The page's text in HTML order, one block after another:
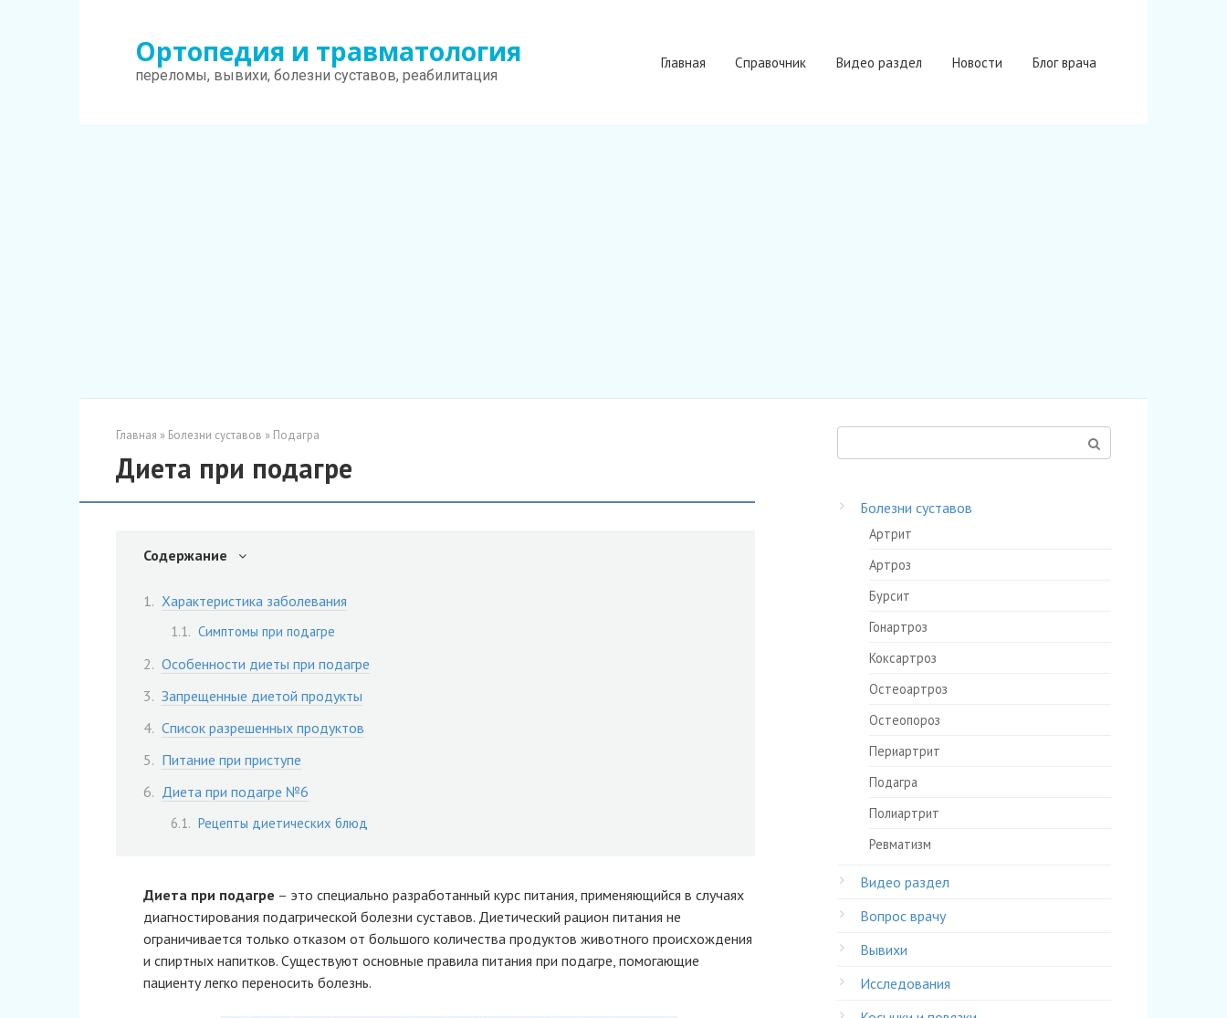
Ортопедия и травматология
переломы, вывихи, болезни суставов, реабилитация
Главная Справочник Видео раздел Новости Блог врача
Главная » Болезни суставов » Подагра
Диета при подагре
Содержание
Характеристика заболевания
Симптомы при подагре
Особенности диеты при подагре
Запрещенные диетой продукты
Список разрешенных продуктов
Питание при приступе
Диета при подагре №6
Рецепты диетических блюд
Диета при подагре – это специально разработанный курс питания, применяющийся в случаях
диагностирования подагрической болезни суставов. Диетический рацион питания не
ограничивается только отказом от большого количества продуктов животного происхождения
и спиртных напитков. Существуют основные правила питания при подагре, помогающие
пациенту легко переносить болезнь.
Болезни суставов
Артрит
Артроз
Бурсит
Гонартроз
Коксартроз
Остеоартроз
Остеопороз
Периартрит
Подагра
Полиартрит
Ревматизм
Видео раздел
Вопрос врачу
Вывихи
Исследования